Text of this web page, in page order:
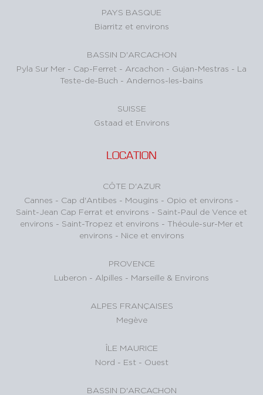
PAYS BASQUE
Biarritz et environs
BASSIN D'ARCACHON
Pyla Sur Mer - Cap-Ferret - Arcachon - Gujan-Mestras - La
Teste-de-Buch - Andernos-les-bains
SUISSE
Gstaad et Environs
LOCATION
CÔTE D'AZUR
Cannes - Cap d'Antibes - Mougins - Opio et environs -
Saint-Jean Cap Ferrat et environs - Saint-Paul de Vence et
environs - Saint-Tropez et environs - Théoule-sur-Mer et
environs - Nice et environs
PROVENCE
Luberon - Alpilles - Marseille & Environs
ALPES FRANÇAISES
Megève
ÎLE MAURICE
Nord - Est - Ouest
BASSIN D'ARCACHON